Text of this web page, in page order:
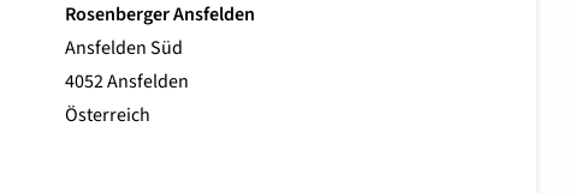
Rosenberger Ansfelden
Ansfelden Süd
4052 Ansfelden
Österreich